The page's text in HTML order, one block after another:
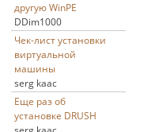
другую WinPE
DDim1000
Чек-лист установки
виртуальной
машины
serg kaac
Еще раз об
установке DRUSH